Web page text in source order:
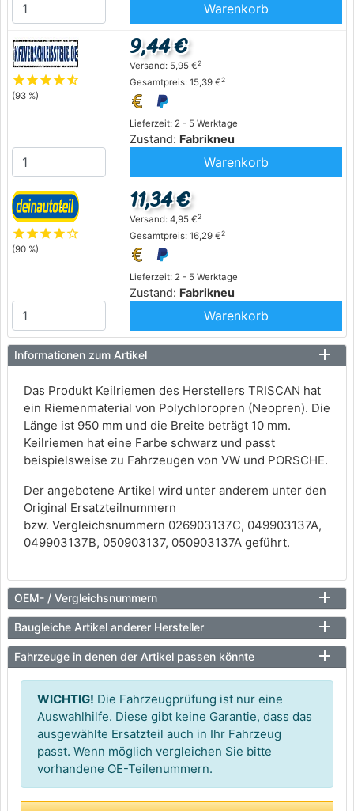
Warenkorb
starstarstarstarstar_half
(93 %)
Lieferzeit: 2 - 5 Werktage
Zustand: Fabrikneu
9,44 €
Versand: 5,95 €2
Gesamtpreis: 15,39 €2
Warenkorb
starstarstarstarstar_outline
(90 %)
Lieferzeit: 2 - 5 Werktage
Zustand: Fabrikneu
11,34 €
Versand: 4,95 €2
Gesamtpreis: 16,29 €2
Warenkorb
Informationen zum Artikel
Das Produkt Keilriemen des Herstellers TRISCAN hat
ein Riemenmaterial von Polychloropren (Neopren). Die
Länge ist 950 mm und die Breite beträgt 10 mm.
Keilriemen hat eine Farbe schwarz und passt
beispielsweise zu Fahrzeugen von VW und PORSCHE.
Der angebotene Artikel wird unter anderem unter den
Original Ersatzteilnummern
bzw. Vergleichsnummern 026903137C, 049903137A,
049903137B, 050903137, 050903137A geführt.
OEM- / Vergleichsnummern
Baugleiche Artikel anderer Hersteller
Fahrzeuge in denen der Artikel passen könnte
WICHTIG! Die Fahrzeugprüfung ist nur eine
Auswahlhilfe. Diese gibt keine Garantie, dass das
ausgewählte Ersatzteil auch in Ihr Fahrzeug
passt. Wenn möglich vergleichen Sie bitte
vorhandene OE-Teilenummern.